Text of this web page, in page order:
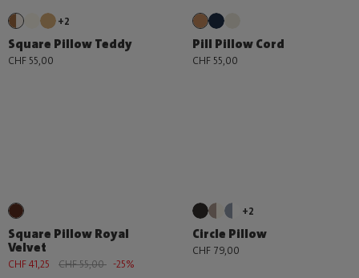
+2
Square Pillow Teddy
CHF 55,00
Pill Pillow Cord
CHF 55,00
Square Pillow Royal
Velvet
CHF 41,25 CHF 55,00 -25%
+2
Circle Pillow
CHF 79,00